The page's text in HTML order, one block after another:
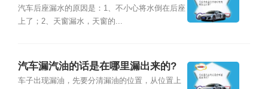
汽车后座漏水的原因是：1、不小心将水倒在后座
上了；2、天窗漏水，天窗的...
汽车漏汽油的话是在哪里漏出来的?
车子出现漏油，先要分清漏油的位置，从位置上